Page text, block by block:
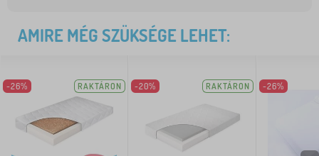
AMIRE MÉG SZÜKSÉGE LEHET:
-26% RAKTÁRON -20% RAKTÁRON -26%